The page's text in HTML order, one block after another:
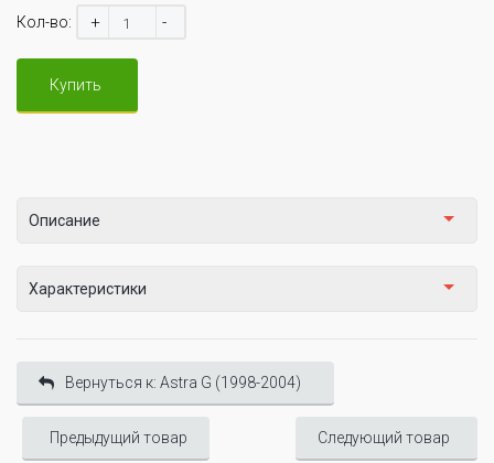
Кол-во: + -
Купить
Описание
Характеристики
Вернуться к: Astra G (1998-2004)
Предыдущий товар Следующий товар